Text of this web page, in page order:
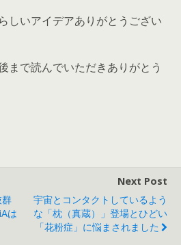
しいアイデアありがとうござい
まで読んでいただきありがとう
は
Next Post
宇宙とコンタクトしているよう
な「枕（真蔵）」登場とひどい
「花粉症」に悩まされました